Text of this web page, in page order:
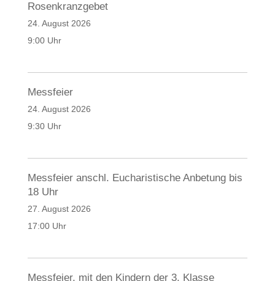
Rosenkranzgebet
24. August 2026
9:00 Uhr
Messfeier
24. August 2026
9:30 Uhr
Messfeier anschl. Eucharistische Anbetung bis
18 Uhr
27. August 2026
17:00 Uhr
Messfeier, mit den Kindern der 3. Klasse